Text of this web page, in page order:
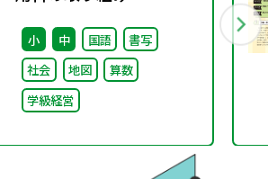
小 中 国語
書写
社会
地図
算数
学級経営